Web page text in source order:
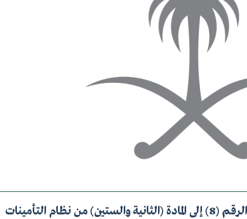
الموافقة على إضافة فقرة تحمل الرقم (8) إلى المادة (الثانية والستين) من نظام التأمينات